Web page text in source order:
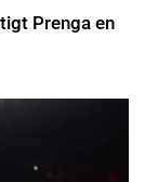
Prenga en